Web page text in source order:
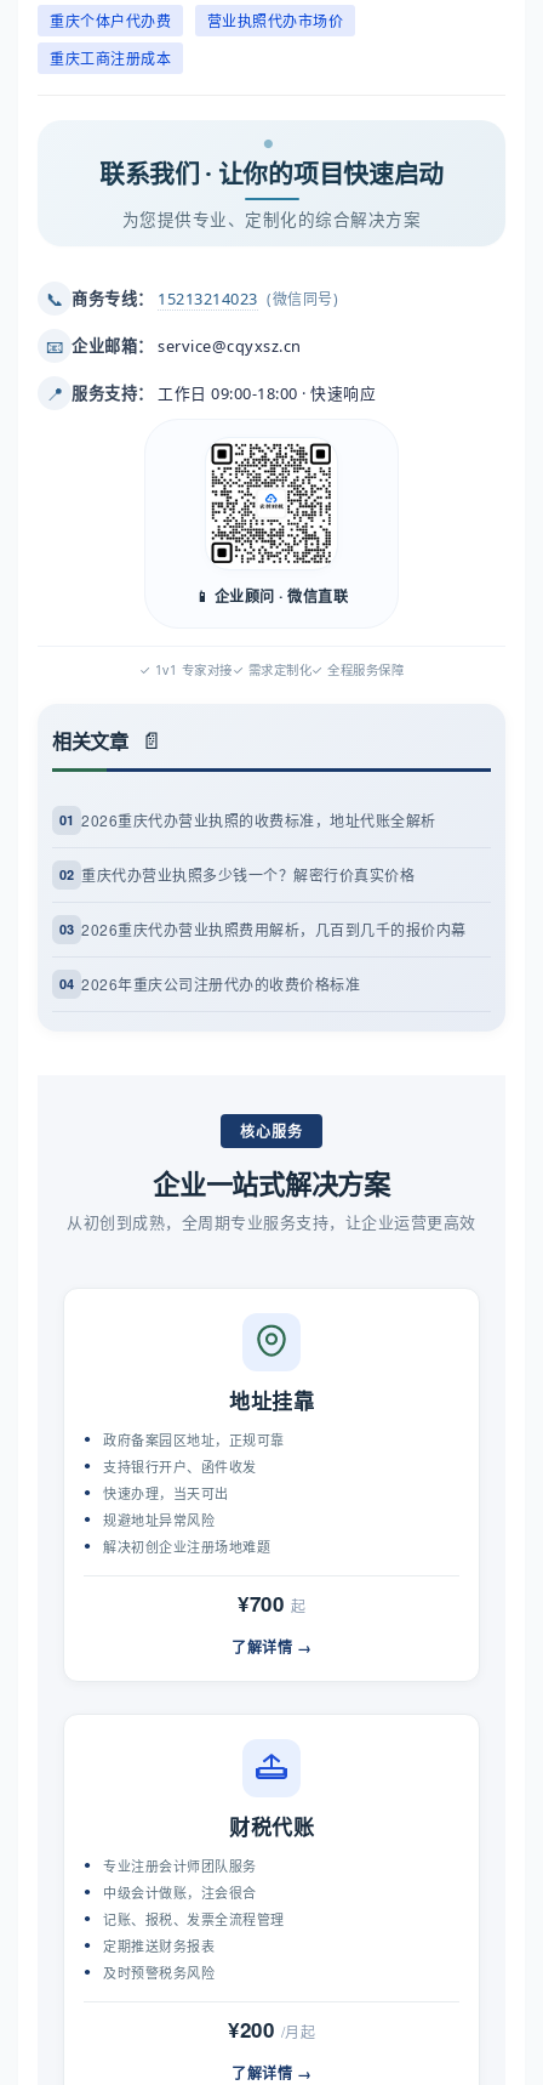
重庆个体户代办费
营业执照代办市场价
重庆工商注册成本
联系我们 · 让你的项目快速启动
为您提供专业、定制化的综合解决方案
📞 商务专线： 15213214023 (微信同号)
📧 企业邮箱： service@cqyxsz.cn
📍 服务支持： 工作日 09:00-18:00 · 快速响应
📱 企业顾问 · 微信直联
✓ 1v1 专家对接✓ 需求定制化✓ 全程服务保障
相关文章
01 2026重庆代办营业执照的收费标准，地址代账全解析
02 重庆代办营业执照多少钱一个？解密行价真实价格
03 2026重庆代办营业执照费用解析，几百到几千的报价内幕
04 2026年重庆公司注册代办的收费价格标准
核心服务
企业一站式解决方案
从初创到成熟，全周期专业服务支持，让企业运营更高效
地址挂靠
政府备案园区地址，正规可靠
支持银行开户、函件收发
快速办理，当天可出
规避地址异常风险
解决初创企业注册场地难题
¥700 起
了解详情 →
财税代账
专业注册会计师团队服务
中级会计做账，注会很合
记账、报税、发票全流程管理
定期推送财务报表
及时预警税务风险
¥200 /月起
了解详情 →